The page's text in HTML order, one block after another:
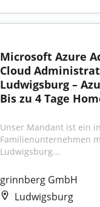
Microsoft Azure
Cloud
Ludwigsburg –
Bis zu 4 Tage
Unser Mandant ist ein
Familienunternehmen
Ludwigsburg...
grinnberg GmbH
Ludwigsburg